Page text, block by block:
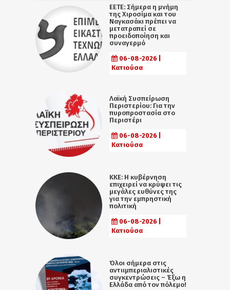
ΕΕΤΕ: Σήμερα η μνήμη
της Χιροσίμα και του
Ναγκασάκι πρέπει να
μετατραπεί σε
προειδοποίηση και
συναγερμό
06-08-2026 |
Κατιούσα
Λαϊκή Συσπείρωση
Περιστερίου: Για την
πυροπροστασία στο
Περιστέρι
06-08-2026 |
Κατιούσα
ΚΚΕ: Η κυβέρνηση
επιχειρεί να κρύψει τις
μεγάλες ευθύνες της
για την εμπρηστική
πολιτική
06-08-2026 |
Κατιούσα
Όλοι σήμερα στις
αντιιμπεριαλιστικές
συγκεντρώσεις – Έξω η
Ελλάδα από τον πόλεμο!